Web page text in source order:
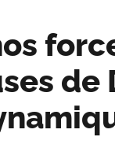
de